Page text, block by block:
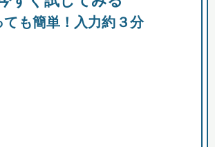
ても簡単！入力約３分